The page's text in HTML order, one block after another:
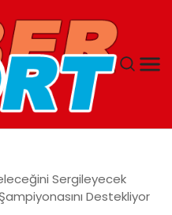
Sergileyecek
Destekliyor